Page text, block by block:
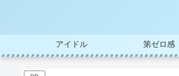
アイドル 第ゼロ感